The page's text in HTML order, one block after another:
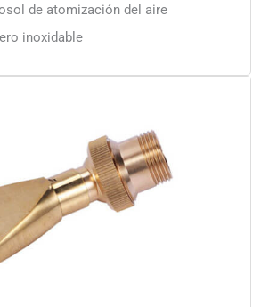
de atomización del aire
inoxidable